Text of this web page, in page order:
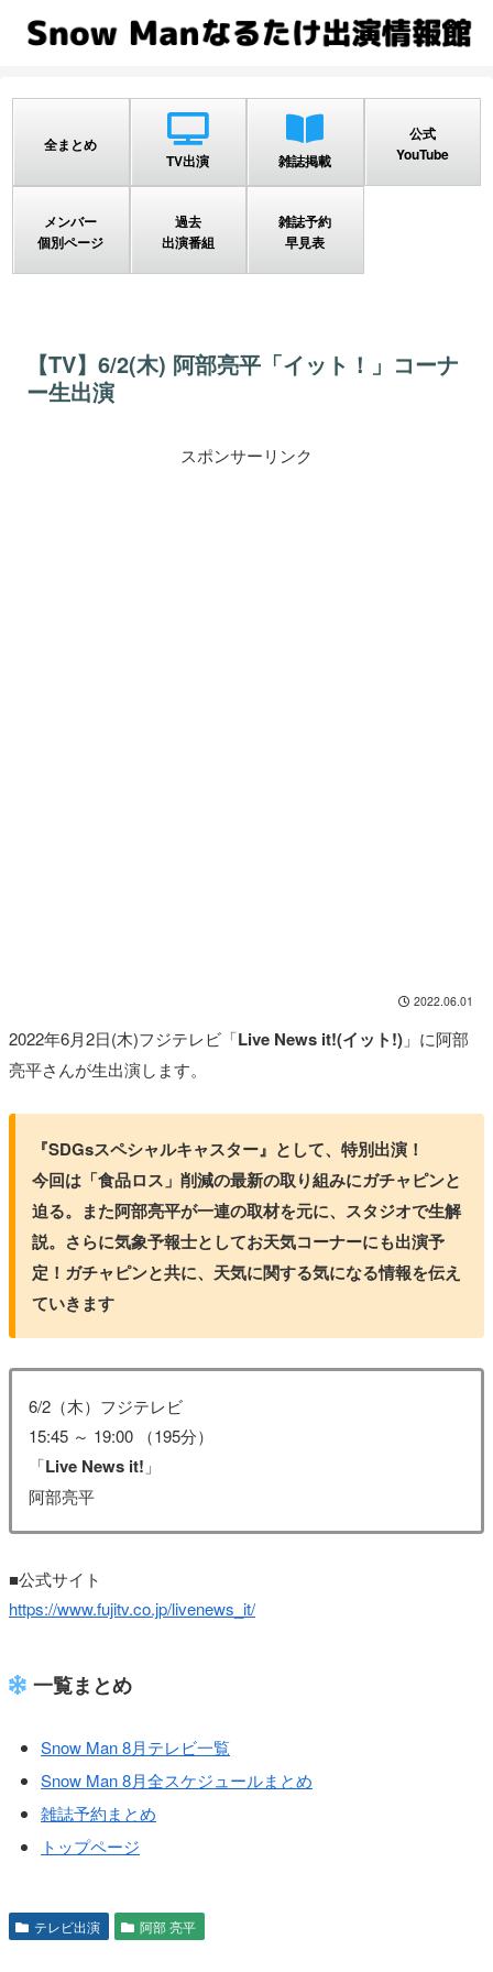
全まとめ
TV出演
雑誌掲載
公式
YouTube
メンバー
個別ページ
過去
出演番組
雑誌予約
早見表
【TV】6/2(木) 阿部亮平「イット！」コーナ
ー生出演
スポンサーリンク
2022.06.01
2022年6月2日(木)フジテレビ「Live News it!(イット!) 」に阿部
亮平さんが生出演します。
『SDGsスペシャルキャスター』として、特別出演！
今回は「食品ロス」削減の最新の取り組みにガチャピンと
迫る。 また阿部亮平が一連の取材を元に、スタジオで生解
説。さらに気象予報士としてお天気コーナーにも出演予
定！ガチャピンと共に、天気に関する気になる情報を伝え
ていきます
6/2（木）フジテレビ
15:45 ～ 19:00 （195分）
「Live News it! 」
阿部亮平
■公式サイト
https://www.fujitv.co.jp/livenews_it/
一覧まとめ
Snow Man 8月テレビ一覧
Snow Man 8月全スケジュールまとめ
雑誌予約まとめ
トップページ
テレビ出演 阿部 亮平